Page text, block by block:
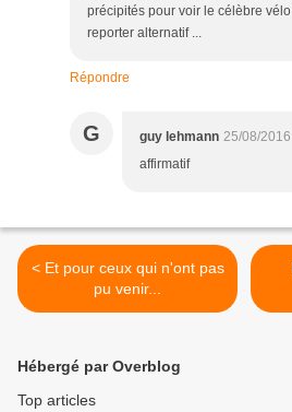
précipités pour voir le célèbre
reporter alternatif ...
Répondre
G guy lehmann 25/08/
affirmatif
< Et pour ceux qui n'ont pas
pu venir...
Hébergé par Overblog
Top articles